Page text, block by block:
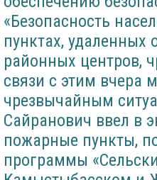
«Безопасность
пунктах, удаленных
районных центров,
связи с этим вчера
чрезвычайным
Сайранович ввел в
пожарные пункты,
программы